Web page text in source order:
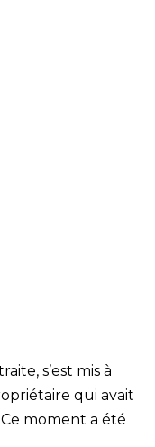
s’est mis à
qui avait
moment a été